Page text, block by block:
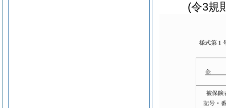
(令3規